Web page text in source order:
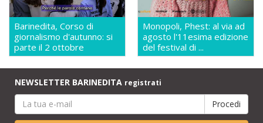
Barinedita, Corso di
giornalismo d'autunno: si
parte il 2 ottobre
Monopoli, Phest: al via ad
agosto l'11esima edizione
del festival di ...
NEWSLETTER BARINEDITA registrati